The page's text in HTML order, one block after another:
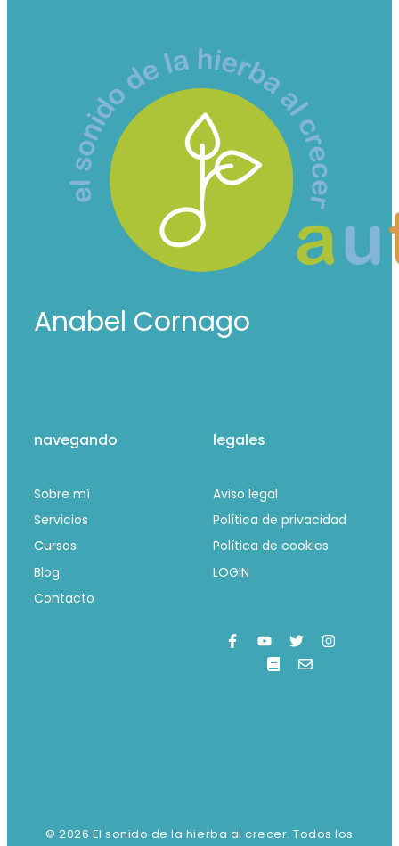
Anabel Cornago
navegando
Sobre mí
Servicios
Cursos
Blog
Contacto
legales
Aviso legal
Política de privacidad
Política de cookies
LOGIN
© 2026 El sonido de la hierba al crecer. Todos los